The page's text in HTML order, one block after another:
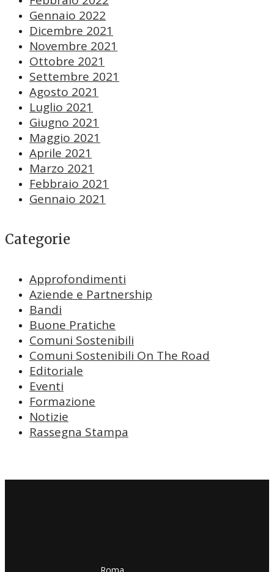
Gennaio 2022
Dicembre 2021
Novembre 2021
Ottobre 2021
Settembre 2021
Agosto 2021
Luglio 2021
Giugno 2021
Maggio 2021
Aprile 2021
Marzo 2021
Febbraio 2021
Gennaio 2021
Categorie
Approfondimenti
Aziende e Partnership
Bandi
Buone Pratiche
Comuni Sostenibili
Comuni Sostenibili On The Road
Editoriale
Eventi
Formazione
Notizie
Rassegna Stampa